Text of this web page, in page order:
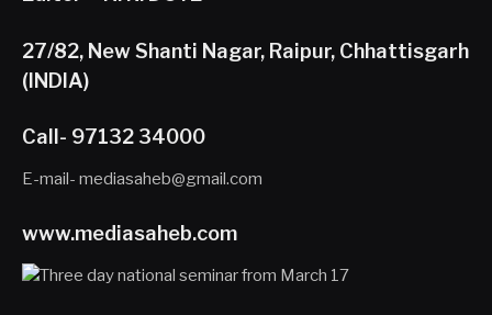
27/82, New Shanti Nagar, Raipur, Chhattisgarh
(INDIA)
Call- 97132 34000
E-mail- mediasaheb@gmail.com
www.mediasaheb.com